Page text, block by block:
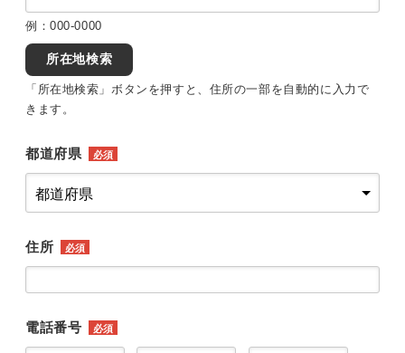
例：000-0000
所在地検索
「所在地検索」ボタンを押すと、住所の一部を自動的に入力で
きます。
都道府県 必須
住所 必須
電話番号 必須